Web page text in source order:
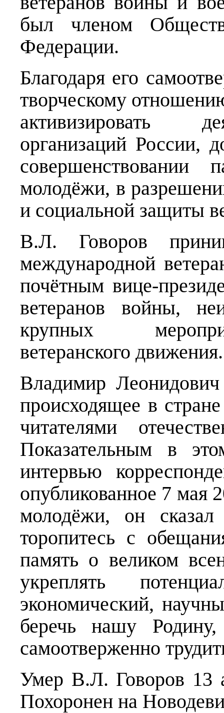
был членом
Федерации.
Благодаря его
творческому
активизировать
организаций России,
совершенствовании
молодёжи, в
и социальной защиты
В.Л. Говоров
международной
почётным вице-
ветеранов войны,
крупных
ветеранского движения.
Владимир
происходящее в
читателями
Показательным в
интервью
опубликованное 7 мая
молодёжи, он
торопитесь с
память о великом
укреплять
экономический,
беречь нашу
самоотверженно
Умер В.Л. Говоров 13
Похоронен на